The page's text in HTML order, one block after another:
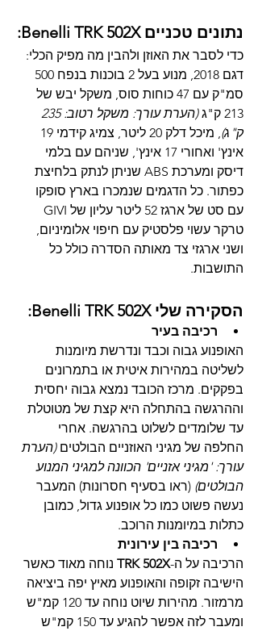
:Benelli TRK 502X נתונים טכניים
כדי לסבר את האוזן ולהבין מה מפיק הכלי:
סמ"ק עם 47 כוחות סוס, משקל יבש של
213 ק"ג
ק"ג)
אינץ' ואחורי 17 אינץ', שניהם עם בלמי
דיסק ומערכת ABS שניתן לנתק בלחיצת
כפתור. כל הדגמים שנמכרו בארץ סופקו
טרקר עשוי פלסטיק עם חיפוי אלומיניום,
ושני ארגזי צד מאותה הסדרה כולל כל
התושבות.
:Benelli TRK 502X הסקירה שלי
רכיבה בעיר
האופנוע גבוה וכבד ונדרשת מיומנות
לשליטה במהירות איטית או בתמרונים
בפקקים. מרכז הכובד נמצא גבוה יחסית
וההרגשה בהתחלה היא קצת של מטוטלת
עד שלומדים לשלוט בהרגשה. אחרי
החלפה של מגיני האוזניים הבולטים (הערת
עורך: 'מגיני אזניים' הכוונה למגיני המנוע
הבולטים) (ראו בסעיף חסרונות) המעבר
נעשה פשוט כמו כל אופנוע גדול, כמובן
כתלות במיומנות הרוכב.
רכיבה בין עירונית
הרכיבה על ה-TRK 502X נוחה מאוד כאשר
הישיבה זקופה והאופנוע מאיץ יפה ביציאה
מרמזור. מהירות שיוט נוחה עד 120 קמ"ש
ומעבר לזה אפשר להגיע עד 150 קמ"ש